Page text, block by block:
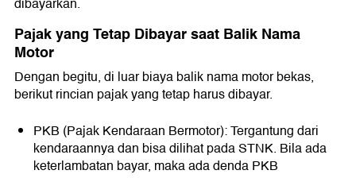
dibayarkan.
Pajak yang Tetap Dibayar saat Balik Nama
Motor
Dengan begitu, di luar biaya balik nama motor bekas,
berikut rincian pajak yang tetap harus dibayar.
PKB (Pajak Kendaraan Bermotor): Tergantung dari
kendaraannya dan bisa dilihat pada STNK. Bila ada
keterlambatan bayar, maka ada denda PKB